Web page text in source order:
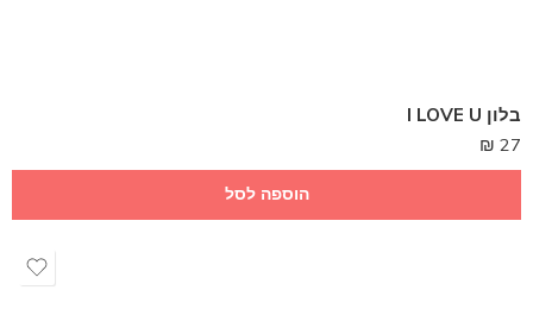
בלון I LOVE U
27
₪
הוספה לסל